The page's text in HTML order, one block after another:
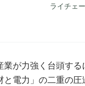
ライチェ
業が力強く台頭す
と電力」の二重の圧